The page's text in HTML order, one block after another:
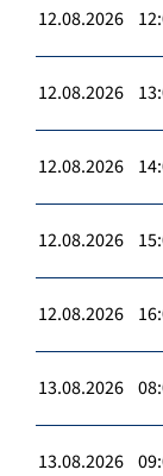
12.08.2026
12.08.2026
12.08.2026
12.08.2026
12.08.2026
13.08.2026
13.08.2026